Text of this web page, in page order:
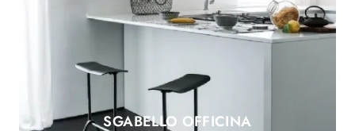
SGABELLO OFFICINA